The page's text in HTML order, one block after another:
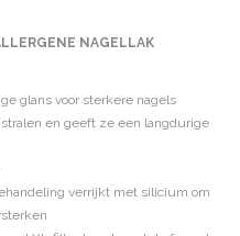
NAGELLAK
glans voor sterkere nagels
en geeft ze een langdurige
verrijkt met silicium om